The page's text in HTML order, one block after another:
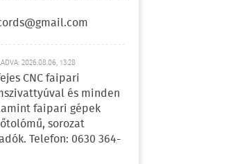
2026.08.06, 13:28
CNC faipari
és minden
faipari gépek
sorozat
Telefon: 0630 364-